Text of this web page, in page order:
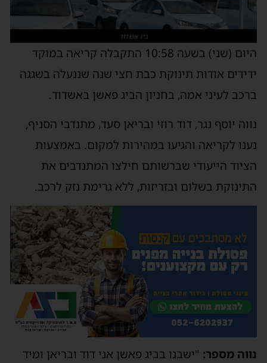
ביג אשדוד
היום (שני) בשעה 10:58 התקבלה קריאה במוקד
ידידים אודות תינוקת כבת חצי שנה שננעלה בשגגה
ברכב לעיני אמהּ, בחניון הביג פאשן באשדוד.
נווה יוסף נגר, דוד רוזי ובריאן סעד, מתנדבי הסניף,
נענו לקריאה והגיעו במהירות למקום. באמצעות
הציוד הייעודי שברשותם חילצו המתנדבים את
התינוקת בשלום ובזריזות, ללא גרימת נזק לרכב.
נווה מספר: "ישבנו בביג פאשן אני דוד ובריאן ומיד